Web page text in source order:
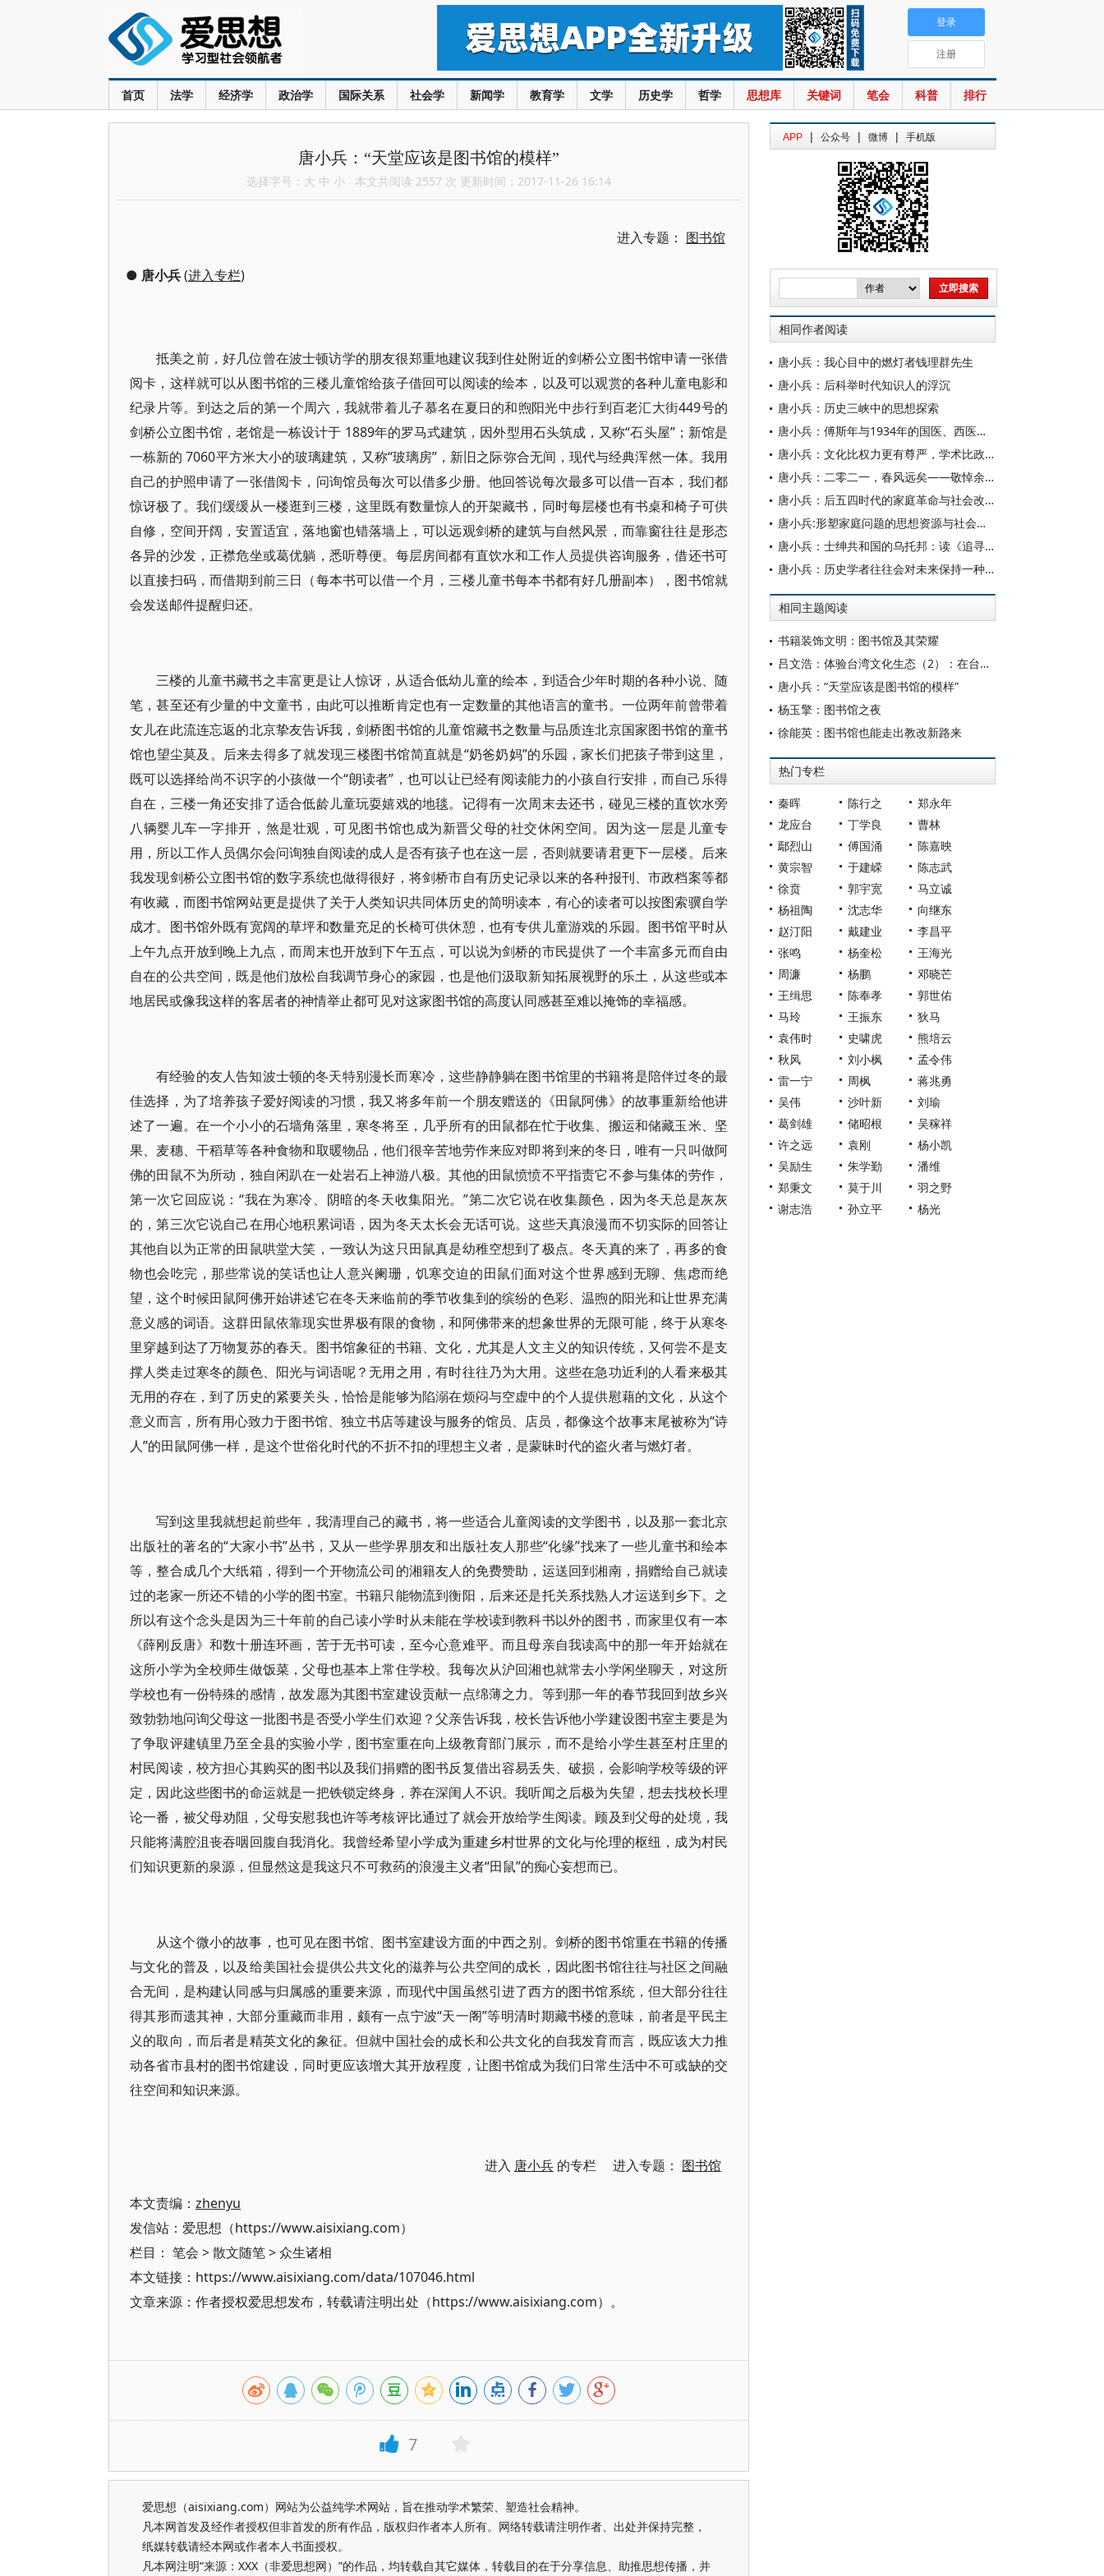
首页 法学 经济学 政治学 国际关系 社会学 新闻学 教育学 文学 历史学 哲学 思想库 关键词 笔会 科普 排行
登录
注册
唐小兵：“天堂应该是图书馆的模样”
选择字号： 大 中 小 本文共阅读 2557 次 更新时间：2017-11-26 16:14
进入专题： 图书馆
● 唐小兵(进入专栏)
抵美之前，好几位曾在波士顿访学的朋友很郑重地建议我到住处附近的剑桥公立图书馆申请一张借
阅卡，这样就可以从图书馆的三楼儿童馆给孩子借回可以阅读的绘本，以及可以观赏的各种儿童电影和
纪录片等。到达之后的第一个周六，我就带着儿子慕名在夏日的和煦阳光中步行到百老汇大街449号的
剑桥公立图书馆，老馆是一栋设计于 1889年的罗马式建筑，因外型用石头筑成，又称“石头屋”；新馆是
一栋新的 7060平方米大小的玻璃建筑，又称“玻璃房”，新旧之际弥合无间，现代与经典浑然一体。我用
自己的护照申请了一张借阅卡，问询馆员每次可以借多少册。他回答说每次最多可以借一百本，我们都
惊讶极了。我们缓缓从一楼逛到三楼，这里既有数量惊人的开架藏书，同时每层楼也有书桌和椅子可供
自修，空间开阔，安置适宜，落地窗也错落墙上，可以远观剑桥的建筑与自然风景，而靠窗往往是形态
各异的沙发，正襟危坐或葛优躺，悉听尊便。每层房间都有直饮水和工作人员提供咨询服务，借还书可
以直接扫码，而借期到前三日（每本书可以借一个月，三楼儿童书每本书都有好几册副本），图书馆就
会发送邮件提醒归还。
三楼的儿童书藏书之丰富更是让人惊讶，从适合低幼儿童的绘本，到适合少年时期的各种小说、随
笔，甚至还有少量的中文童书，由此可以推断肯定也有一定数量的其他语言的童书。一位两年前曾带着
女儿在此流连忘返的北京挚友告诉我，剑桥图书馆的儿童馆藏书之数量与品质连北京国家图书馆的童书
馆也望尘莫及。后来去得多了就发现三楼图书馆简直就是“奶爸奶妈”的乐园，家长们把孩子带到这里，
既可以选择给尚不识字的小孩做一个“朗读者”，也可以让已经有阅读能力的小孩自行安排，而自己乐得
自在，三楼一角还安排了适合低龄儿童玩耍嬉戏的地毯。记得有一次周末去还书，碰见三楼的直饮水旁
八辆婴儿车一字排开，煞是壮观，可见图书馆也成为新晋父母的社交休闲空间。因为这一层是儿童专
用，所以工作人员偶尔会问询独自阅读的成人是否有孩子也在这一层，否则就要请君更下一层楼。后来
我发现剑桥公立图书馆的数字系统也做得很好，将剑桥市自有历史记录以来的各种报刊、市政档案等都
有收藏，而图书馆网站更是提供了关于人类知识共同体历史的简明读本，有心的读者可以按图索骥自学
成才。图书馆外既有宽阔的草坪和数量充足的长椅可供休憩，也有专供儿童游戏的乐园。图书馆平时从
上午九点开放到晚上九点，而周末也开放到下午五点，可以说为剑桥的市民提供了一个丰富多元而自由
自在的公共空间，既是他们放松自我调节身心的家园，也是他们汲取新知拓展视野的乐土，从这些或本
地居民或像我这样的客居者的神情举止都可见对这家图书馆的高度认同感甚至难以掩饰的幸福感。
有经验的友人告知波士顿的冬天特别漫长而寒冷，这些静静躺在图书馆里的书籍将是陪伴过冬的最
佳选择，为了培养孩子爱好阅读的习惯，我又将多年前一个朋友赠送的《田鼠阿佛》的故事重新给他讲
述了一遍。在一个小小的石墙角落里，寒冬将至，几乎所有的田鼠都在忙于收集、搬运和储藏玉米、坚
果、麦穗、干稻草等各种食物和取暖物品，他们很辛苦地劳作来应对即将到来的冬日，唯有一只叫做阿
佛的田鼠不为所动，独自闲趴在一处岩石上神游八极。其他的田鼠愤愤不平指责它不参与集体的劳作，
第一次它回应说：“我在为寒冷、阴暗的冬天收集阳光。”第二次它说在收集颜色，因为冬天总是灰灰
的，第三次它说自己在用心地积累词语，因为冬天太长会无话可说。这些天真浪漫而不切实际的回答让
其他自以为正常的田鼠哄堂大笑，一致认为这只田鼠真是幼稚空想到了极点。冬天真的来了，再多的食
物也会吃完，那些常说的笑话也让人意兴阑珊，饥寒交迫的田鼠们面对这个世界感到无聊、焦虑而绝
望，这个时候田鼠阿佛开始讲述它在冬天来临前的季节收集到的缤纷的色彩、温煦的阳光和让世界充满
意义感的词语。这群田鼠依靠现实世界极有限的食物，和阿佛带来的想象世界的无限可能，终于从寒冬
里穿越到达了万物复苏的春天。图书馆象征的书籍、文化，尤其是人文主义的知识传统，又何尝不是支
撑人类走过寒冬的颜色、阳光与词语呢？无用之用，有时往往乃为大用。这些在急功近利的人看来极其
无用的存在，到了历史的紧要关头，恰恰是能够为陷溺在烦闷与空虚中的个人提供慰藉的文化，从这个
意义而言，所有用心致力于图书馆、独立书店等建设与服务的馆员、店员，都像这个故事末尾被称为“诗
人”的田鼠阿佛一样，是这个世俗化时代的不折不扣的理想主义者，是蒙昧时代的盗火者与燃灯者。
写到这里我就想起前些年，我清理自己的藏书，将一些适合儿童阅读的文学图书，以及那一套北京
出版社的著名的“大家小书”丛书，又从一些学界朋友和出版社友人那些“化缘”找来了一些儿童书和绘本
等，整合成几个大纸箱，得到一个开物流公司的湘籍友人的免费赞助，运送回到湘南，捐赠给自己就读
过的老家一所还不错的小学的图书室。书籍只能物流到衡阳，后来还是托关系找熟人才运送到乡下。之
所以有这个念头是因为三十年前的自己读小学时从未能在学校读到教科书以外的图书，而家里仅有一本
《薛刚反唐》和数十册连环画，苦于无书可读，至今心意难平。而且母亲自我读高中的那一年开始就在
这所小学为全校师生做饭菜，父母也基本上常住学校。我每次从沪回湘也就常去小学闲坐聊天，对这所
学校也有一份特殊的感情，故发愿为其图书室建设贡献一点绵薄之力。等到那一年的春节我回到故乡兴
致勃勃地问询父母这一批图书是否受小学生们欢迎？父亲告诉我，校长告诉他小学建设图书室主要是为
了争取评建镇里乃至全县的实验小学，图书室重在向上级教育部门展示，而不是给小学生甚至村庄里的
村民阅读，校方担心其购买的图书以及我们捐赠的图书反复借出容易丢失、破损，会影响学校等级的评
定，因此这些图书的命运就是一把铁锁定终身，养在深闺人不识。我听闻之后极为失望，想去找校长理
论一番，被父母劝阻，父母安慰我也许等考核评比通过了就会开放给学生阅读。顾及到父母的处境，我
只能将满腔沮丧吞咽回腹自我消化。我曾经希望小学成为重建乡村世界的文化与伦理的枢纽，成为村民
们知识更新的泉源，但显然这是我这只不可救药的浪漫主义者“田鼠”的痴心妄想而已。
从这个微小的故事，也可见在图书馆、图书室建设方面的中西之别。剑桥的图书馆重在书籍的传播
与文化的普及，以及给美国社会提供公共文化的滋养与公共空间的成长，因此图书馆往往与社区之间融
合无间，是构建认同感与归属感的重要来源，而现代中国虽然引进了西方的图书馆系统，但大部分往往
得其形而遗其神，大部分重藏而非用，颇有一点宁波“天一阁”等明清时期藏书楼的意味，前者是平民主
义的取向，而后者是精英文化的象征。但就中国社会的成长和公共文化的自我发育而言，既应该大力推
动各省市县村的图书馆建设，同时更应该增大其开放程度，让图书馆成为我们日常生活中不可或缺的交
往空间和知识来源。
进入 唐小兵 的专栏 进入专题： 图书馆
本文责编： zhenyu
发信站：爱思想（https://www.aisixiang.com）
栏目： 笔会 >散文随笔>众生诸相
本文链接：https://www.aisixiang.com/data/107046.html
文章来源：作者授权爱思想发布，转载请注明出处（https://www.aisixiang.com）。
7
爱思想（aisixiang.com）网站为公益纯学术网站，旨在推动学术繁荣、塑造社会精神。
凡本网首发及经作者授权但非首发的所有作品，版权归作者本人所有。网络转载请注明作者、出处并保持完整，
纸媒转载请经本网或作者本人书面授权。
凡本网注明“来源：XXX（非爱思想网）”的作品，均转载自其它媒体，转载目的在于分享信息、助推思想传播，并
APP | 公众号 | 微博 | 手机版
相同作者阅读
唐小兵：我心目中的燃灯者钱理群先生
唐小兵：后科举时代知识人的浮沉
唐小兵：历史三峡中的思想探索
唐小兵：傅斯年与1934年的国医、西医之争
唐小兵：文化比权力更有尊严，学术比政治更有生命——哈佛燕京访学琐忆
唐小兵：二零二一，春风远矣——敬悼余英时先生
唐小兵：后五四时代的家庭革命与社会改造思潮
唐小兵:形塑家庭问题的思想资源与社会想象——以民国时期出版的“社会问题”系列图书为中心的考察
唐小兵：士绅共和国的乌托邦：读《追寻新共和》
唐小兵：历史学者往往会对未来保持一种谨慎的乐观
相同主题阅读
书籍装饰文明：图书馆及其荣耀
吕文浩：体验台湾文化生态（2）：在台湾的图书馆里查资料如此轻松
唐小兵：“天堂应该是图书馆的模样”
杨玉擎：图书馆之夜
徐能英：图书馆也能走出教改新路来
热门专栏
秦晖 陈行之
郑永年
龙应台
丁学良
曹林
鄢烈山
傅国涌
陈嘉映
黄宗智
于建嵘
陈志武
徐贲
郭宇宽
马立诚
杨祖陶
沈志华
向继东
赵汀阳
戴建业
李昌平
张鸣
杨奎松
王海光
周濂
杨鹏
邓晓芒
王缉思
陈奉孝
郭世佑
马玲
王振东
狄马
袁伟时
史啸虎
熊培云
秋风
刘小枫
孟令伟
雷一宁
周枫
蒋兆勇
吴伟
沙叶新
刘瑜
葛剑雄
储昭根
吴稼祥
许之远
袁刚
杨小凯
吴励生
朱学勤
潘维
郑秉文
莫于川
羽之野
谢志浩
孙立平 杨光